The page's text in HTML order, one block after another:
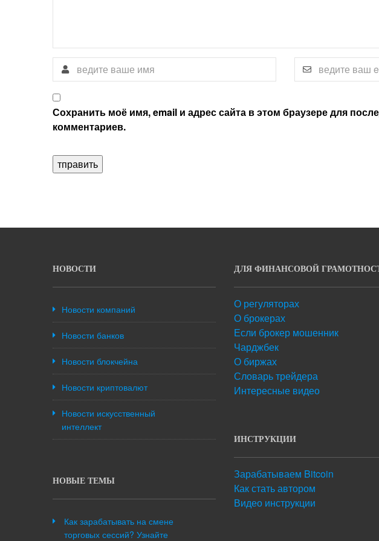
Сохранить моё имя, email и адрес сайта в этом браузере для
комментариев.
НОВОСТИ
Новости компаний
Новости банков
Новости блокчейна
Новости криптовалют
Новости искусственный
интеллект
НОВЫЕ ТЕМЫ
Как зарабатывать на смене
торговых сессий? Узнайте
ДЛЯ ФИНАНСОВОЙ
О регуляторах
О брокерах
Если брокер мошенник
Чарджбек
О биржах
Словарь трейдера
Интересные видео
ИНСТРУКЦИИ
Зарабатываем Bitcoin
Как стать автором
Видео инструкции